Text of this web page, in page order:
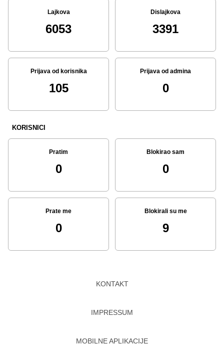
Lajkova
6053
Dislajkova
3391
Prijava od korisnika
105
Prijava od admina
0
KORISNICI
Pratim
0
Blokirao sam
0
Prate me
0
Blokirali su me
9
KONTAKT
IMPRESSUM
MOBILNE APLIKACIJE